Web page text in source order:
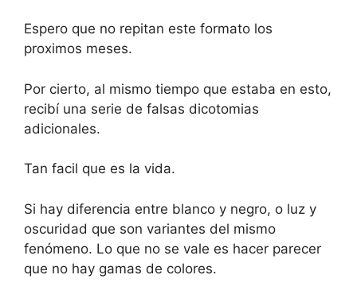
Espero que no repitan este formato los
proximos meses.
Por cierto, al mismo tiempo que estaba en esto,
recibí una serie de falsas dicotomias
adicionales.
Tan facil que es la vida.
Si hay diferencia entre blanco y negro, o luz y
oscuridad que son variantes del mismo
fenómeno. Lo que no se vale es hacer parecer
que no hay gamas de colores.